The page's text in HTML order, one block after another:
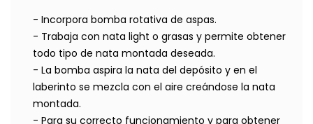
- Incorpora bomba rotativa de aspas.
- Trabaja con nata light o grasas y permite obtener
todo tipo de nata montada deseada.
- La bomba aspira la nata del depósito y en el
laberinto se mezcla con el aire creándose la nata
montada.
- Para su correcto funcionamiento y para obtener